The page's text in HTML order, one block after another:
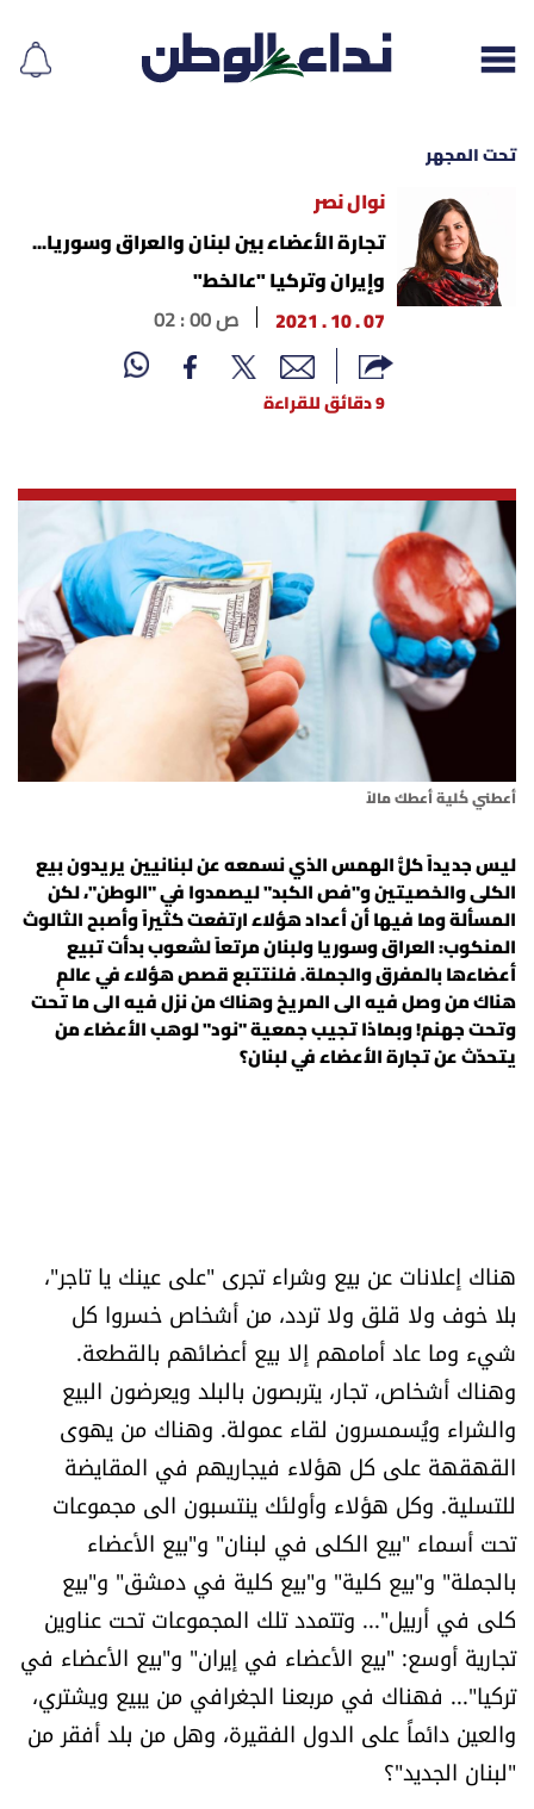
إقرأ الجريدة
لبنان
محليات
أسرار
متفرقات
نداء القرّاء
خاص الموقع
تحت المجهر
آراء
اقتصاد
فصل من كتاب
اقرأ تضحك
كاميرا
سجالات
صحّة وصحن
الرياضة
منوّعات
حظّك اليوم
تحت المجهر
نوال نصر
تجارة الأعضاء بين لبنان والعراق وسوريا...
وإيران وتركيا "عالخط"
07 . 10 . 2021
02 : 00 ص
9 دقائق للقراءة
أعطني كُلية أعطك مالاً
ليس جديداً كلُّ الهمس الذي نسمعه عن لبنانيين يريدون بيع
الكلى والخصيتين و"فص الكبد" ليصمدوا في "الوطن"، لكن
المسألة وما فيها أن أعداد هؤلاء ارتفعت كثيراً وأصبح الثالوث
المنكوب: العراق وسوريا ولبنان مرتعاً لشعوب بدأت تبيع
أعضاءها بالمفرق والجملة. فلنتتبع قصص هؤلاء في عالمٍ
هناك من وصل فيه الى المريخ وهناك من نزل فيه الى ما تحت
وتحت جهنم! وبماذا تجيب جمعية "نود" لوهب الأعضاء من
يتحدّث عن تجارة الأعضاء في لبنان؟
هناك إعلانات عن بيع وشراء تجرى "على عينك يا تاجر"،
بلا خوف ولا قلق ولا تردد، من أشخاص خسروا كل
شيء وما عاد أمامهم إلا بيع أعضائهم بالقطعة.
وهناك أشخاص، تجار، يتربصون بالبلد ويعرضون البيع
والشراء ويُسمسرون لقاء عمولة. وهناك من يهوى
القهقهة على كل هؤلاء فيجاريهم في المقايضة
للتسلية. وكل هؤلاء وأولئك ينتسبون الى مجموعات
تحت أسماء "بيع الكلى في لبنان" و"بيع الأعضاء
بالجملة" و"بيع كلية" و"بيع كلية في دمشق" و"بيع
كلى في أربيل"... وتتمدد تلك المجموعات تحت عناوين
تجارية أوسع: "بيع الأعضاء في إيران" و"بيع الأعضاء في
تركيا"... فهناك في مربعنا الجغرافي من يبيع ويشتري،
والعين دائماً على الدول الفقيرة، وهل من بلد أفقر من
"لبنان الجديد"؟